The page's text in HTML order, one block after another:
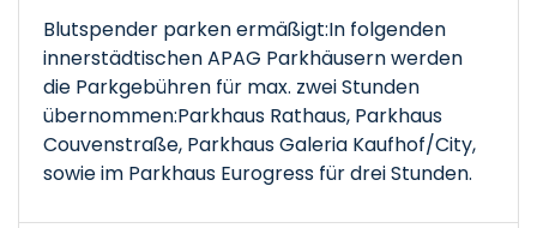
Blutspender parken ermäßigt:In folgenden
innerstädtischen APAG Parkhäusern werden
die Parkgebühren für max. zwei Stunden
übernommen:Parkhaus Rathaus, Parkhaus
Couvenstraße, Parkhaus Galeria Kaufhof/City,
sowie im Parkhaus Eurogress für drei Stunden.